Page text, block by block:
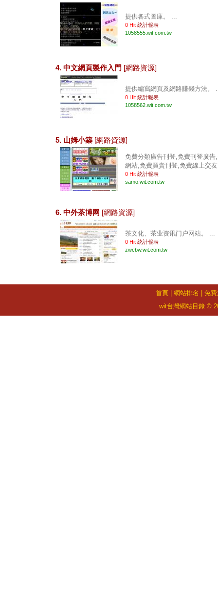
提供各式圖庫。 ...
0 Hit 統計報表
1058555.wit.com.tw
4. 中文網頁製作入門 [網路資源]
提供編寫網頁及網路賺錢方法。
0 Hit 統計報表
1058562.wit.com.tw
5. 山姆小築 [網路資源]
免費分類廣告刊登,免費刊登廣
網站,免費買賣刊登,免費線上交
0 Hit 統計報表
samo.wit.com.tw
6. 中外茶博网 [網路資源]
茶文化、茶业资讯门户网站。 ...
0 Hit 統計報表
zwcbw.wit.com.tw
首頁| 網站排名
免
wit台灣網站目錄 ©